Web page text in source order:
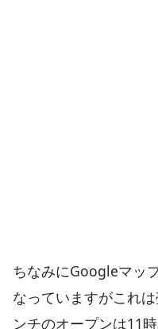
ちなみにGoogleマッ
なっていますがこれ
ンチのオープンは11